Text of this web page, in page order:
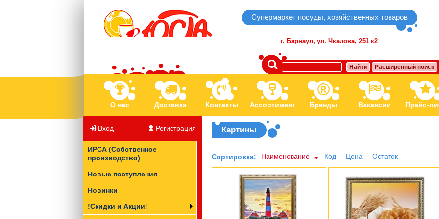
Супермаркет посуды, хозяйственных товаров
г. Барнаул, ул. Чкалова, 251 к2
Найти Расширенный поиск
О нас Доставка Контакты Ассортимент Бренды Вакансии Прайс-
Вход Регистрация
ИРСА (Собственное
производство)
Новые поступления
Новинки
!Скидки и Акции!
Картины
Сортировка: Наименование Код Цена Остаток